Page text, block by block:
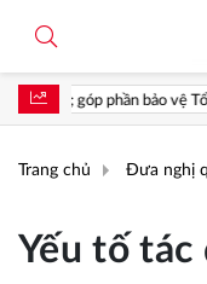
Tổ quốc từ sớm, từ xa; mở
Trang chủ Đưa nghị
Yếu tố tác